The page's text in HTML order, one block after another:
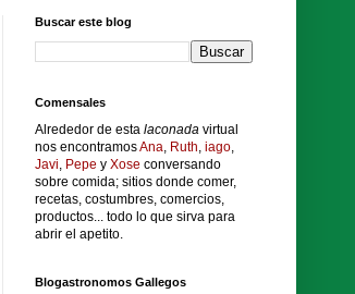
Buscar este blog
Comensales
Alrededor de esta laconada virtual
nos encontramosAna, Ruth, iago,
Javi, Pepe y Xose conversando
sobre comida; sitios donde comer,
recetas, costumbres, comercios,
productos... todo lo que sirva para
abrir el apetito.
Blogastronomos Gallegos